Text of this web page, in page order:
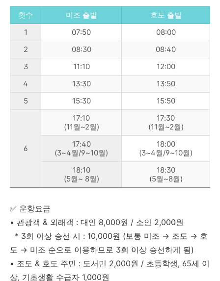
횟수 미조 출발
호도 출발
1
07:50
08:00
2
08:30
08:40
3
11:10
12:00
4
13:30
13:50
5
15:30 15:50
6
17:10
(11월~2월)
17:30
(11월~2월)
17:40
(3~4월/9~10월)
18:00
(3~4월/9~10월)
18:10
(5월~ 8월)
18:30
(5월~8월)
✅ 운항요금
• 관광객 & 외래객 : 대인 8,000원 / 소인 2,000원
* 3회 이상 승선 시 : 10,000원 (보통 미조 → 조도 → 호
도 → 미조 순으로 이용하므로 3회 이상 승선하게 됨)
• 조도 & 호도 주민 : 도서민 2,000원 / 초등학생, 65세 이
상, 기초생활 수급자 1,000원